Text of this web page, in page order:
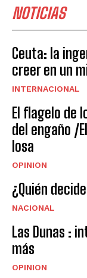
NOTICIAS
Ceuta: la
creer en un
INTERNACIONAL
El flagelo de
del engaño /
losa
OPINION
¿Quién
NACIONAL
Las Dunas :
más
OPINION